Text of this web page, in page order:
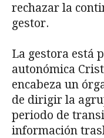
rechazar la
gestor.
La gestora está
autonómica
encabeza un
de dirigir la
periodo de
información